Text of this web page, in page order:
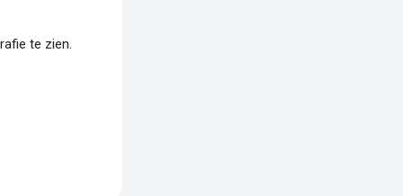
te zien.